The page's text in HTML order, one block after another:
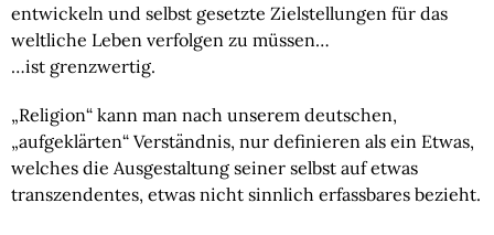
entwickeln und selbst gesetzte Zielstellungen für das
weltliche Leben verfolgen zu müssen…
…ist grenzwertig.
„Religion“ kann man nach unserem deutschen,
„aufgeklärten“ Verständnis, nur definieren als ein Etwas,
welches die Ausgestaltung seiner selbst auf etwas
transzendentes, etwas nicht sinnlich erfassbares bezieht.